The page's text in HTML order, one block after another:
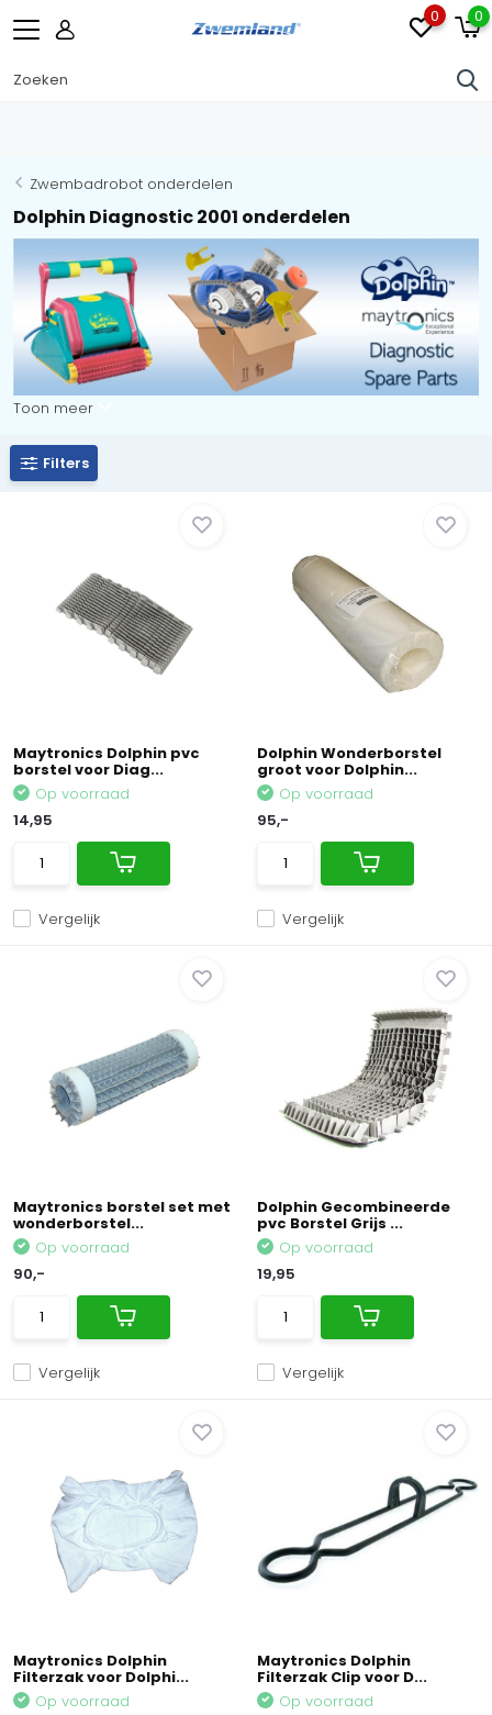
0 0
Zwembadrobot onderdelen
Dolphin Diagnostic 2001 onderdelen
Toon meer
Filters
Maytronics Dolphin pvc
borstel voor Diag...
Vergelijk
Op voorraad
14,95
Dolphin Wonderborstel
groot voor Dolphin...
Vergelijk
Op voorraad
95,-
Maytronics borstel set met
wonderborstel...
Vergelijk
Op voorraad
90,-
Dolphin Gecombineerde
pvc Borstel Grijs ...
Vergelijk
Op voorraad
19,95
Maytronics Dolphin
Filterzak voor Dolphi...
Op voorraad
Maytronics Dolphin
Filterzak Clip voor D...
Op voorraad